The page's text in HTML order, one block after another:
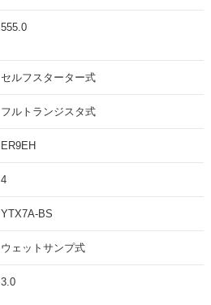
555.0
セルフスターター式
フルトランジスタ式
ER9EH
4
YTX7A-BS
ウェットサンプ式
3.0